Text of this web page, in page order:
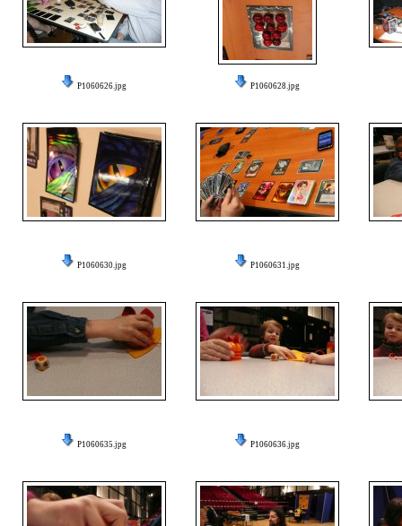
P1060626.jpg P1060628.jpg
P1060630.jpg P1060631.jpg
P1060635.jpg P1060636.jpg